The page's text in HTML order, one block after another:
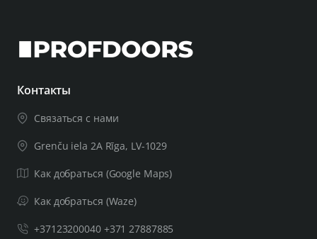
Контакты
Связаться с нами
Grenču iela 2A Rīga, LV-1029
Как добраться (Google Maps)
Как добраться (Waze)
+37123200040 +371 27887885